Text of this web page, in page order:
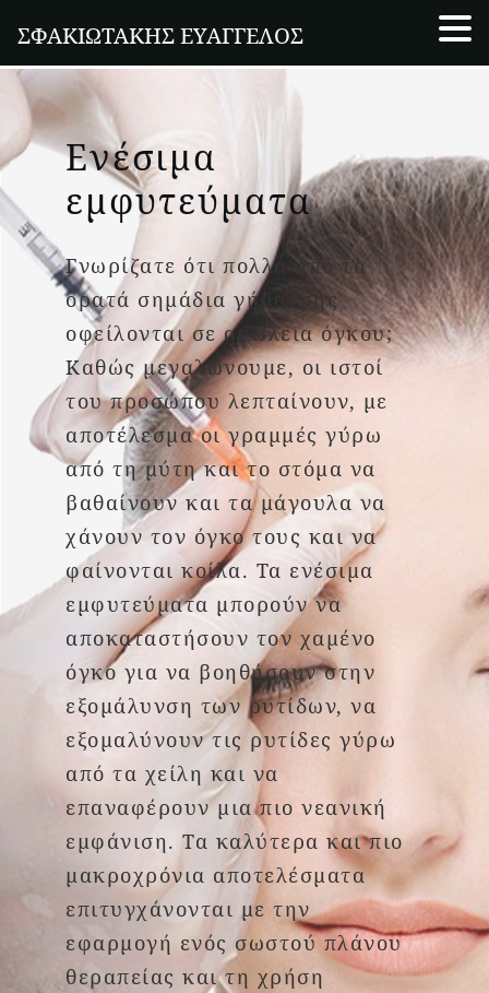
Ενέσιμα
εμφυτεύματα
Γνωρίζατε ότι πολλά από τα
ορατά σημάδια γήρανσης
οφείλονται σε απώλεια όγκου;
Καθώς μεγαλώνουμε, οι ιστοί
του προσώπου λεπταίνουν, με
αποτέλεσμα οι γραμμές γύρω
από τη μύτη και το στόμα να
βαθαίνουν και τα μάγουλα να
χάνουν τον όγκο τους και να
φαίνονται κοίλα. Τα ενέσιμα
εμφυτεύματα μπορούν να
αποκαταστήσουν τον χαμένο
όγκο για να βοηθήσουν στην
εξομάλυνση των ρυτίδων, να
εξομαλύνουν τις ρυτίδες γύρω
από τα χείλη και να
επαναφέρουν μια πιο νεανική
εμφάνιση. Τα καλύτερα και πιο
μακροχρόνια αποτελέσματα
επιτυγχάνονται με την
εφαρμογή ενός σωστού πλάνου
θεραπείας και τη χρήση
ΣΦΑΚΙΩΤΑΚΗΣ ΕΥΑΓΓΕΛΟΣ